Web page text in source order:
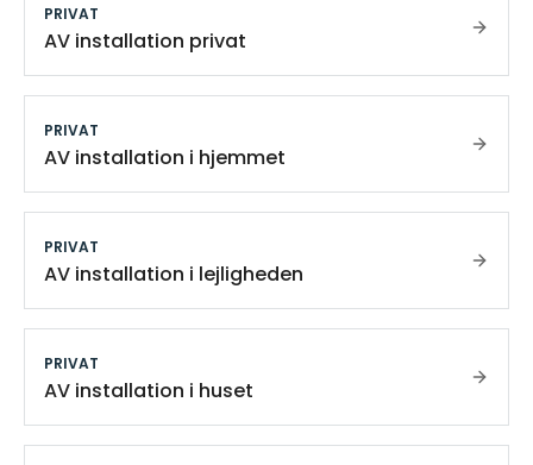
PRIVAT
AV installation privat
PRIVAT
AV installation i hjemmet
PRIVAT
AV installation i lejligheden
PRIVAT
AV installation i huset